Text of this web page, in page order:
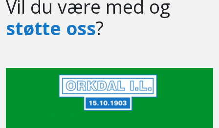
Vil du være med og
støtte oss?